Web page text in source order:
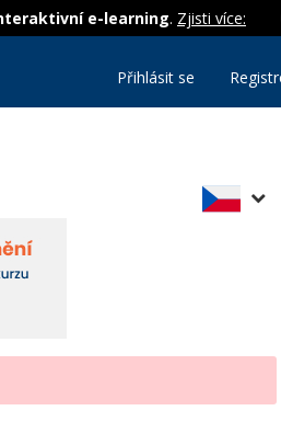
e-learning. Zjisti více:
Přihlásit se